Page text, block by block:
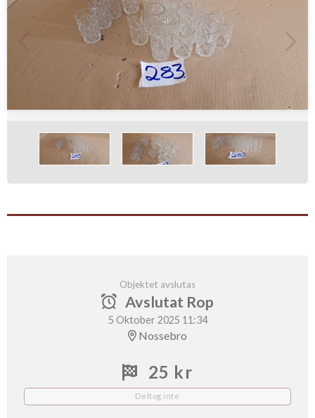
Objektet avslutas
Avslutat Rop
5 Oktober 2025 11:34
Nossebro
25 kr
Deltog inte